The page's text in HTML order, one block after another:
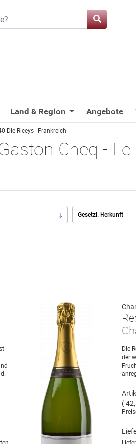
Land & Region Angebote
Die Riceys - Frankreich
Cheq -
Gesetzl. Herkunft
Die
der
(